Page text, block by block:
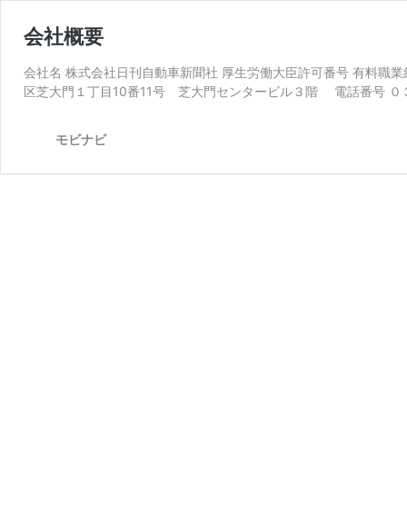
会社概要
会社名 株式会社日刊自動車新聞社 厚生労働大臣許可番号 有料
区芝大門１丁目10番11号 芝大門センタービル３階 電話番号
モビナビ